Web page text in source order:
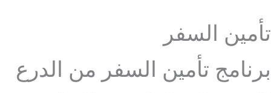
تأمين السفر
برنامج تأمين السفر من الدرع